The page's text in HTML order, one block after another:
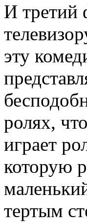
И третий
эту
ролях,
играет
которую
тертым